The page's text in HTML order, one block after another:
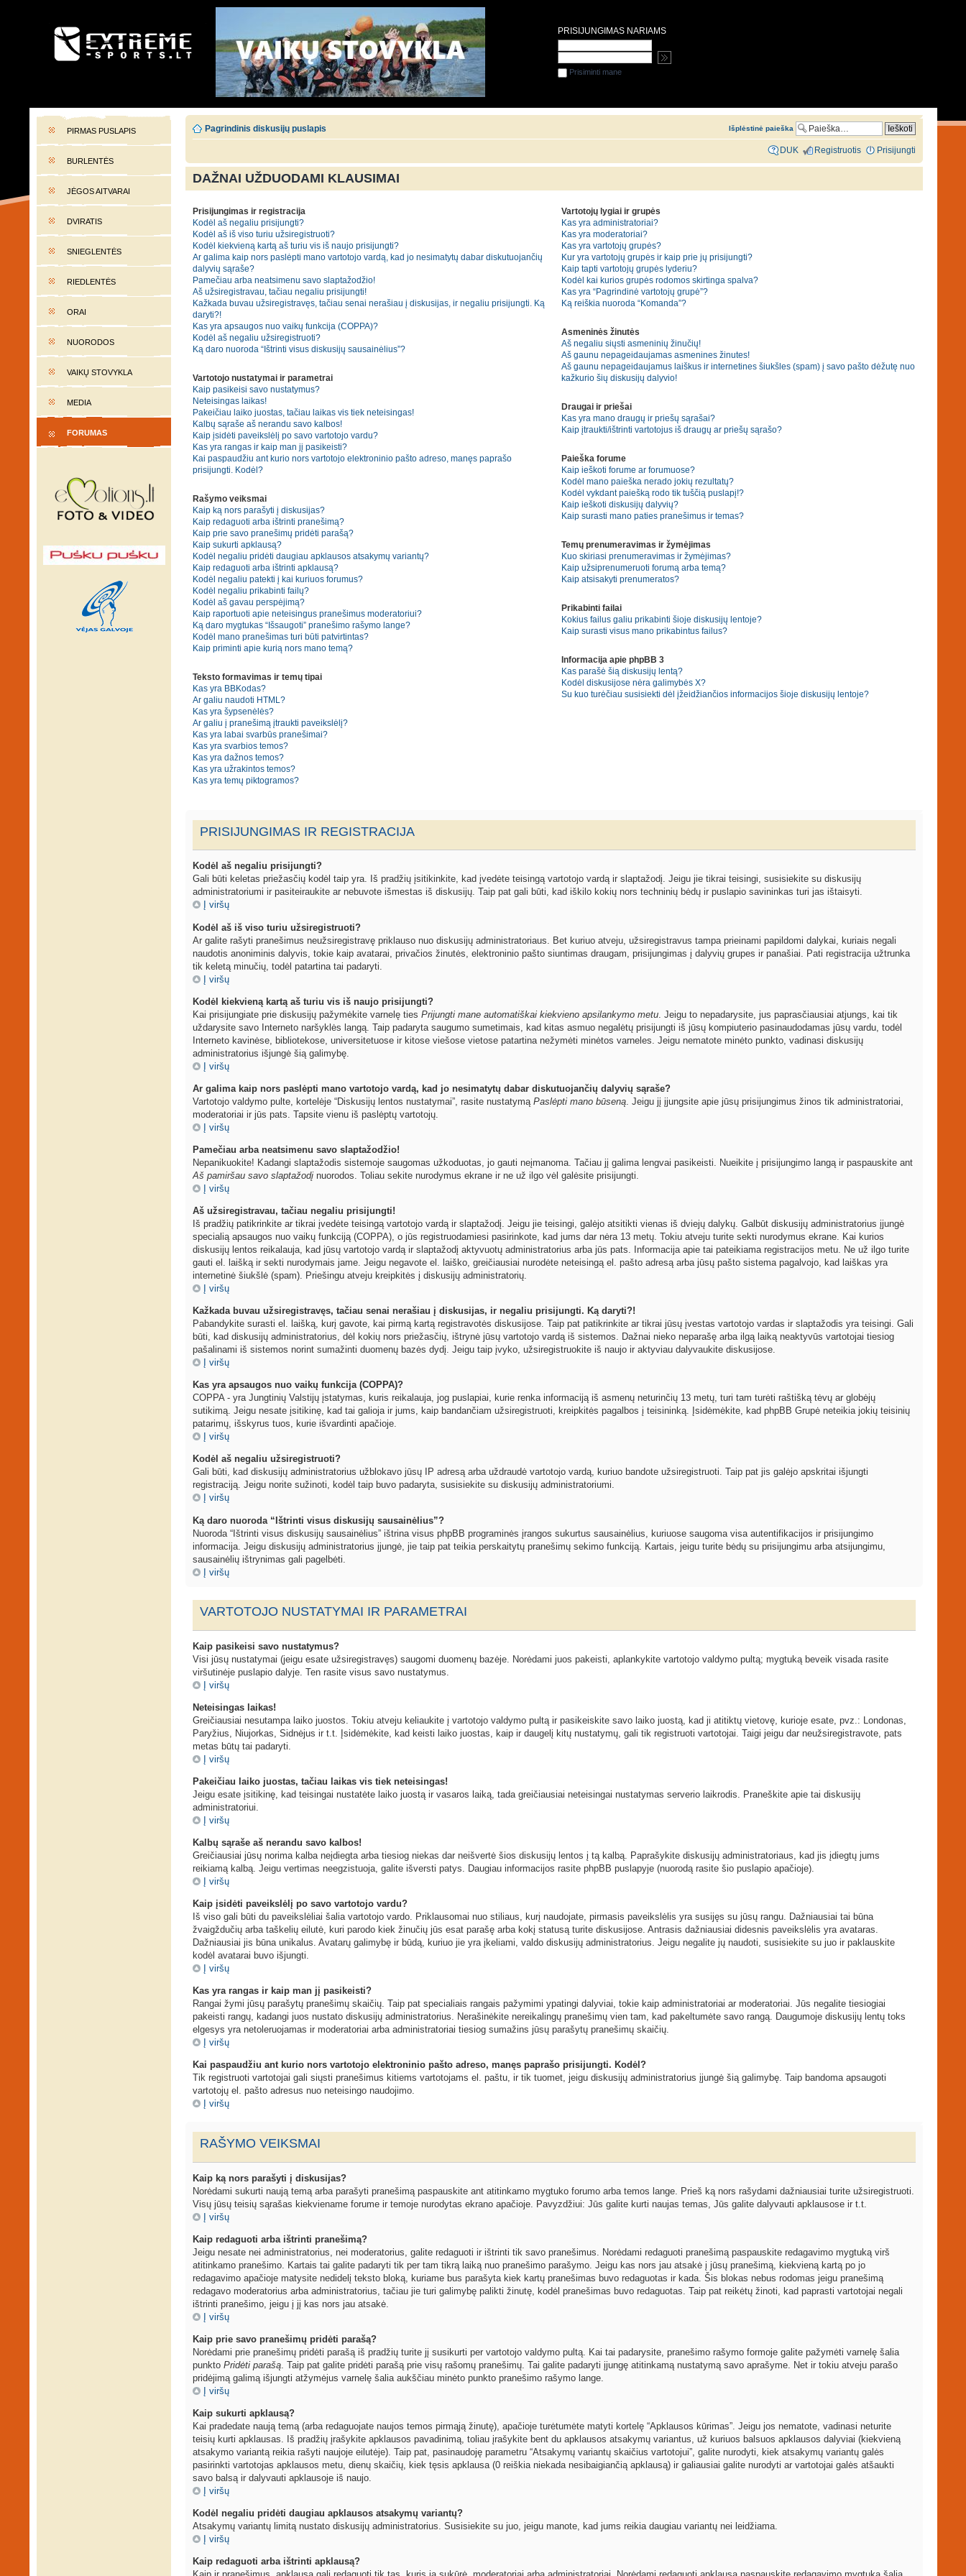
EXTREME-SPORTS.LT
PIRMAS PUSLAPIS
BURLENTĖS
JĖGOS AITVARAI
DVIRATIS
SNIEGLENTĖS
RIEDLENTĖS
ORAI
NUORODOS
VAIKŲ STOVYKLA
MEDIA
FORUMAS
Pagrindinis diskusijų puslapis Išplėstinė paieška
DUK Registruotis Prisijungti
DAŽNAI UŽDUODAMI KLAUSIMAI
Prisijungimas ir registracija
Kodėl aš negaliu prisijungti?
Kodėl aš iš viso turiu užsiregistruoti?
Kodėl kiekvieną kartą aš turiu vis iš naujo prisijungti?
Ar galima kaip nors paslėpti mano vartotojo vardą, kad jo nesimatytų dabar diskutuojančių
dalyvių sąraše?
Pamečiau arba neatsimenu savo slaptažodžio!
Aš užsiregistravau, tačiau negaliu prisijungti!
Kažkada buvau užsiregistravęs, tačiau senai nerašiau į diskusijas, ir negaliu prisijungti. Ką
daryti?!
Kas yra apsaugos nuo vaikų funkcija (COPPA)?
Kodėl aš negaliu užsiregistruoti?
Ką daro nuoroda “Ištrinti visus diskusijų sausainėlius”?
Vartotojo nustatymai ir parametrai
Kaip pasikeisi savo nustatymus?
Neteisingas laikas!
Pakeičiau laiko juostas, tačiau laikas vis tiek neteisingas!
Kalbų sąraše aš nerandu savo kalbos!
Kaip įsidėti paveikslėlį po savo vartotojo vardu?
Kas yra rangas ir kaip man jį pasikeisti?
Kai paspaudžiu ant kurio nors vartotojo elektroninio pašto adreso, manęs paprašo
prisijungti. Kodėl?
Rašymo veiksmai
Kaip ką nors parašyti į diskusijas?
Kaip redaguoti arba ištrinti pranešimą?
Kaip prie savo pranešimų pridėti parašą?
Kaip sukurti apklausą?
Kodėl negaliu pridėti daugiau apklausos atsakymų variantų?
Kaip redaguoti arba ištrinti apklausą?
Kodėl negaliu patekti į kai kuriuos forumus?
Kodėl negaliu prikabinti failų?
Kodėl aš gavau perspėjimą?
Kaip raportuoti apie neteisingus pranešimus moderatoriui?
Ką daro mygtukas “Išsaugoti” pranešimo rašymo lange?
Kodėl mano pranešimas turi būti patvirtintas?
Kaip priminti apie kurią nors mano temą?
Teksto formavimas ir temų tipai
Kas yra BBKodas?
Ar galiu naudoti HTML?
Kas yra šypsenėlės?
Ar galiu į pranešimą įtraukti paveikslėlį?
Kas yra labai svarbūs pranešimai?
Kas yra svarbios temos?
Kas yra dažnos temos?
Kas yra užrakintos temos?
Kas yra temų piktogramos?
Vartotojų lygiai ir grupės
Kas yra administratoriai?
Kas yra moderatoriai?
Kas yra vartotojų grupės?
Kur yra vartotojų grupės ir kaip prie jų prisijungti?
Kaip tapti vartotojų grupės lyderiu?
Kodėl kai kurios grupės rodomos skirtinga spalva?
Kas yra “Pagrindinė vartotojų grupė”?
Ką reiškia nuoroda “Komanda”?
Asmeninės žinutės
Aš negaliu siųsti asmeninių žinučių!
Aš gaunu nepageidaujamas asmenines žinutes!
Aš gaunu nepageidaujamus laiškus ir internetines šiukšles (spam) į savo pašto dėžutę nuo
kažkurio šių diskusijų dalyvio!
Draugai ir priešai
Kas yra mano draugų ir priešų sąrašai?
Kaip įtraukti/ištrinti vartotojus iš draugų ar priešų sąrašo?
Paieška forume
Kaip ieškoti forume ar forumuose?
Kodėl mano paieška nerado jokių rezultatų?
Kodėl vykdant paiešką rodo tik tuščią puslapį!?
Kaip ieškoti diskusijų dalyvių?
Kaip surasti mano paties pranešimus ir temas?
Temų prenumeravimas ir žymėjimas
Kuo skiriasi prenumeravimas ir žymėjimas?
Kaip užsiprenumeruoti forumą arba temą?
Kaip atsisakyti prenumeratos?
Prikabinti failai
Kokius failus galiu prikabinti šioje diskusijų lentoje?
Kaip surasti visus mano prikabintus failus?
Informacija apie phpBB 3
Kas parašė šią diskusijų lentą?
Kodėl diskusijose nėra galimybės X?
Su kuo turėčiau susisiekti dėl įžeidžiančios informacijos šioje diskusijų lentoje?
PRISIJUNGIMAS IR REGISTRACIJA
Kodėl aš negaliu prisijungti?
Gali būti keletas priežasčių kodėl taip yra. Iš pradžių įsitikinkite, kad įvedėte teisingą vartotojo vardą ir slaptažodį. Jeigu jie tikrai teisingi, susisiekite su diskusijų
administratoriumi ir pasiteiraukite ar nebuvote išmestas iš diskusijų. Taip pat gali būti, kad iškilo kokių nors techninių bėdų ir puslapio savininkas turi jas ištaisyti.
Į viršų
Kodėl aš iš viso turiu užsiregistruoti?
Ar galite rašyti pranešimus neužsiregistravę priklauso nuo diskusijų administratoriaus. Bet kuriuo atveju, užsiregistravus tampa prieinami papildomi dalykai, kuriais negali
naudotis anoniminis dalyvis, tokie kaip avatarai, privačios žinutės, elektroninio pašto siuntimas draugam, prisijungimas į dalyvių grupes ir panašiai. Pati registracija užtrunka
tik keletą minučių, todėl patartina tai padaryti.
Į viršų
Kodėl kiekvieną kartą aš turiu vis iš naujo prisijungti?
Kai prisijungiate prie diskusijų pažymėkite varnelę ties Prijungti mane automatiškai kiekvieno apsilankymo metu . Jeigu to nepadarysite, jus paprasčiausiai atjungs, kai tik
uždarysite savo Interneto naršyklės langą. Taip padaryta saugumo sumetimais, kad kitas asmuo negalėtų prisijungti iš jūsų kompiuterio pasinaudodamas jūsų vardu, todėl
Interneto kavinėse, bibliotekose, universitetuose ir kitose viešose vietose patartina nežymėti minėtos varneles. Jeigu nematote minėto punkto, vadinasi diskusijų
administratorius išjungė šią galimybę.
Į viršų
Ar galima kaip nors paslėpti mano vartotojo vardą, kad jo nesimatytų dabar diskutuojančių dalyvių sąraše?
Vartotojo valdymo pulte, kortelėje “Diskusijų lentos nustatymai”, rasite nustatymą Paslėpti mano būseną . Jeigu jį įjungsite apie jūsų prisijungimus žinos tik administratoriai,
moderatoriai ir jūs pats. Tapsite vienu iš paslėptų vartotojų.
Į viršų
Pamečiau arba neatsimenu savo slaptažodžio!
Nepanikuokite! Kadangi slaptažodis sistemoje saugomas užkoduotas, jo gauti neįmanoma. Tačiau jį galima lengvai pasikeisti. Nueikite į prisijungimo langą ir paspauskite ant
Aš pamiršau savo slaptažodį nuorodos. Toliau sekite nurodymus ekrane ir ne už ilgo vėl galėsite prisijungti.
Į viršų
Aš užsiregistravau, tačiau negaliu prisijungti!
Iš pradžių patikrinkite ar tikrai įvedėte teisingą vartotojo vardą ir slaptažodį. Jeigu jie teisingi, galėjo atsitikti vienas iš dviejų dalykų. Galbūt diskusijų administratorius įjungė
specialią apsaugos nuo vaikų funkciją (COPPA), o jūs registruodamiesi pasirinkote, kad jums dar nėra 13 metų. Tokiu atveju turite sekti nurodymus ekrane. Kai kurios
diskusijų lentos reikalauja, kad jūsų vartotojo vardą ir slaptažodį aktyvuotų administratorius arba jūs pats. Informacija apie tai pateikiama registracijos metu. Ne už ilgo turite
gauti el. laišką ir sekti nurodymais jame. Jeigu negavote el. laiško, greičiausiai nurodėte neteisingą el. pašto adresą arba jūsų pašto sistema pagalvojo, kad laiškas yra
internetinė šiukšlė (spam). Priešingu atveju kreipkitės į diskusijų administratorių.
Į viršų
Kažkada buvau užsiregistravęs, tačiau senai nerašiau į diskusijas, ir negaliu prisijungti. Ką daryti?!
Pabandykite surasti el. laišką, kurį gavote, kai pirmą kartą registravotės diskusijose. Taip pat patikrinkite ar tikrai jūsų įvestas vartotojo vardas ir slaptažodis yra teisingi. Gali
būti, kad diskusijų administratorius, dėl kokių nors priežasčių, ištrynė jūsų vartotojo vardą iš sistemos. Dažnai nieko neparašę arba ilgą laiką neaktyvūs vartotojai tiesiog
pašalinami iš sistemos norint sumažinti duomenų bazės dydį. Jeigu taip įvyko, užsiregistruokite iš naujo ir aktyviau dalyvaukite diskusijose.
Į viršų
Kas yra apsaugos nuo vaikų funkcija (COPPA)?
COPPA - yra Jungtinių Valstijų įstatymas, kuris reikalauja, jog puslapiai, kurie renka informaciją iš asmenų neturinčių 13 metų, turi tam turėti raštišką tėvų ar globėjų
sutikimą. Jeigu nesate įsitikinę, kad tai galioja ir jums, kaip bandančiam užsiregistruoti, kreipkitės pagalbos į teisininką. Įsidėmėkite, kad phpBB Grupė neteikia jokių teisinių
patarimų, išskyrus tuos, kurie išvardinti apačioje.
Į viršų
Kodėl aš negaliu užsiregistruoti?
Gali būti, kad diskusijų administratorius užblokavo jūsų IP adresą arba uždraudė vartotojo vardą, kuriuo bandote užsiregistruoti. Taip pat jis galėjo apskritai išjungti
registraciją. Jeigu norite sužinoti, kodėl taip buvo padaryta, susisiekite su diskusijų administratoriumi.
Į viršų
Ką daro nuoroda “Ištrinti visus diskusijų sausainėlius”?
Nuoroda “Ištrinti visus diskusijų sausainėlius” ištrina visus phpBB programinės įrangos sukurtus sausainėlius, kuriuose saugoma visa autentifikacijos ir prisijungimo
informacija. Jeigu diskusijų administratorius įjungė, jie taip pat teikia perskaitytų pranešimų sekimo funkciją. Kartais, jeigu turite bėdų su prisijungimu arba atsijungimu,
sausainėlių ištrynimas gali pagelbėti.
Į viršų
VARTOTOJO NUSTATYMAI IR PARAMETRAI
Kaip pasikeisi savo nustatymus?
Visi jūsų nustatymai (jeigu esate užsiregistravęs) saugomi duomenų bazėje. Norėdami juos pakeisti, aplankykite vartotojo valdymo pultą; mygtuką beveik visada rasite
viršutinėje puslapio dalyje. Ten rasite visus savo nustatymus.
Į viršų
Neteisingas laikas!
Greičiausiai nesutampa laiko juostos. Tokiu atveju keliaukite į vartotojo valdymo pultą ir pasikeiskite savo laiko juostą, kad ji atitiktų vietovę, kurioje esate, pvz.: Londonas,
Paryžius, Niujorkas, Sidnėjus ir t.t. Įsidėmėkite, kad keisti laiko juostas, kaip ir daugelį kitų nustatymų, gali tik registruoti vartotojai. Taigi jeigu dar neužsiregistravote, pats
metas būtų tai padaryti.
Į viršų
Pakeičiau laiko juostas, tačiau laikas vis tiek neteisingas!
Jeigu esate įsitikinę, kad teisingai nustatėte laiko juostą ir vasaros laiką, tada greičiausiai neteisingai nustatymas serverio laikrodis. Praneškite apie tai diskusijų
administratoriui.
Į viršų
Kalbų sąraše aš nerandu savo kalbos!
Greičiausiai jūsų norima kalba neįdiegta arba tiesiog niekas dar neišvertė šios diskusijų lentos į tą kalbą. Paprašykite diskusijų administratoriaus, kad jis įdiegtų jums
reikiamą kalbą. Jeigu vertimas neegzistuoja, galite išversti patys. Daugiau informacijos rasite phpBB puslapyje (nuorodą rasite šio puslapio apačioje).
Į viršų
Kaip įsidėti paveikslėlį po savo vartotojo vardu?
Iš viso gali būti du paveikslėliai šalia vartotojo vardo. Priklausomai nuo stiliaus, kurį naudojate, pirmasis paveikslėlis yra susijęs su jūsų rangu. Dažniausiai tai būna
žvaigždučių arba taškelių eilutė, kuri parodo kiek žinučių jūs esat parašę arba kokį statusą turite diskusijose. Antrasis dažniausiai didesnis paveikslėlis yra avataras.
Dažniausiai jis būna unikalus. Avatarų galimybę ir būdą, kuriuo jie yra įkeliami, valdo diskusijų administratorius. Jeigu negalite jų naudoti, susisiekite su juo ir paklauskite
kodėl avatarai buvo išjungti.
Į viršų
Kas yra rangas ir kaip man jį pasikeisti?
Rangai žymi jūsų parašytų pranešimų skaičių. Taip pat specialiais rangais pažymimi ypatingi dalyviai, tokie kaip administratoriai ar moderatoriai. Jūs negalite tiesiogiai
pakeisti rangų, kadangi juos nustato diskusijų administratorius. Nerašinėkite nereikalingų pranešimų vien tam, kad pakeltumėte savo rangą. Daugumoje diskusijų lentų toks
elgesys yra netoleruojamas ir moderatoriai arba administratoriai tiesiog sumažins jūsų parašytų pranešimų skaičių.
Į viršų
Kai paspaudžiu ant kurio nors vartotojo elektroninio pašto adreso, manęs paprašo prisijungti. Kodėl?
Tik registruoti vartotojai gali siųsti pranešimus kitiems vartotojams el. paštu, ir tik tuomet, jeigu diskusijų administratorius įjungė šią galimybę. Taip bandoma apsaugoti
vartotojų el. pašto adresus nuo neteisingo naudojimo.
Į viršų
RAŠYMO VEIKSMAI
Kaip ką nors parašyti į diskusijas?
Norėdami sukurti naują temą arba parašyti pranešimą paspauskite ant atitinkamo mygtuko forumo arba temos lange. Prieš ką nors rašydami dažniausiai turite užsiregistruoti.
Visų jūsų teisių sąrašas kiekviename forume ir temoje nurodytas ekrano apačioje. Pavyzdžiui: Jūs galite kurti naujas temas, Jūs galite dalyvauti apklausose ir t.t.
Į viršų
Kaip redaguoti arba ištrinti pranešimą?
Jeigu nesate nei administratorius, nei moderatorius, galite redaguoti ir ištrinti tik savo pranešimus. Norėdami redaguoti pranešimą paspauskite redagavimo mygtuką virš
atitinkamo pranešimo. Kartais tai galite padaryti tik per tam tikrą laiką nuo pranešimo parašymo. Jeigu kas nors jau atsakė į jūsų pranešimą, kiekvieną kartą po jo
redagavimo apačioje matysite nedidelį teksto bloką, kuriame bus parašyta kiek kartų pranešimas buvo redaguotas ir kada. Šis blokas nebus rodomas jeigu pranešimą
redagavo moderatorius arba administratorius, tačiau jie turi galimybę palikti žinutę, kodėl pranešimas buvo redaguotas. Taip pat reikėtų žinoti, kad paprasti vartotojai negali
ištrinti pranešimo, jeigu į jį kas nors jau atsakė.
Į viršų
Kaip prie savo pranešimų pridėti parašą?
Norėdami prie pranešimų pridėti parašą iš pradžių turite jį susikurti per vartotojo valdymo pultą. Kai tai padarysite, pranešimo rašymo formoje galite pažymėti varnelę šalia
punkto Pridėti parašą . Taip pat galite pridėti parašą prie visų rašomų pranešimų. Tai galite padaryti įjungę atitinkamą nustatymą savo aprašyme. Net ir tokiu atveju parašo
pridėjimą galimą išjungti atžymėjus varnelę šalia aukščiau minėto punkto pranešimo rašymo lange.
Į viršų
Kaip sukurti apklausą?
Kai pradedate naują temą (arba redaguojate naujos temos pirmąją žinutę), apačioje turėtumėte matyti kortelę “Apklausos kūrimas”. Jeigu jos nematote, vadinasi neturite
teisių kurti apklausas. Iš pradžių įrašykite apklausos pavadinimą, toliau įrašykite bent du apklausos atsakymų variantus, už kuriuos balsuos apklausos dalyviai (kiekvieną
atsakymo variantą reikia rašyti naujoje eilutėje). Taip pat, pasinaudoję parametru “Atsakymų variantų skaičius vartotojui”, galite nurodyti, kiek atsakymų variantų galės
pasirinkti vartotojas apklausos metu, dienų skaičių, kiek tęsis apklausa (0 reiškia niekada nesibaigiančią apklausą) ir galiausiai galite nurodyti ar vartotojai galės atšaukti
savo balsą ir dalyvauti apklausoje iš naujo.
Į viršų
Kodėl negaliu pridėti daugiau apklausos atsakymų variantų?
Atsakymų variantų limitą nustato diskusijų administratorius. Susisiekite su juo, jeigu manote, kad jums reikia daugiau variantų nei leidžiama.
Į viršų
Kaip redaguoti arba ištrinti apklausą?
PRISIJUNGIMAS NARIAMS
Prisiminti mane